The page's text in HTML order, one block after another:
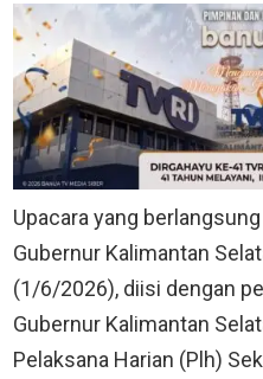
Upacara yang
Gubernur Kalimantan
(1/6/2026), diisi dengan
Gubernur Kalimantan
Pelaksana Harian (Plh)